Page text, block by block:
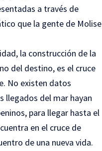
a través de
que la gente de Molise
la construcción de la
del destino, es el cruce
No existen datos
llegados del mar hayan
para llegar hasta el
en el cruce de
de una nueva vida.